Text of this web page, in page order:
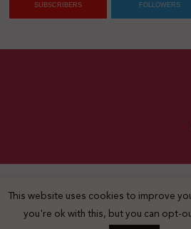
FOLLOWERS
SUBSCRIBERS
This website uses cookies to improve
you're ok with this, but you can opt-